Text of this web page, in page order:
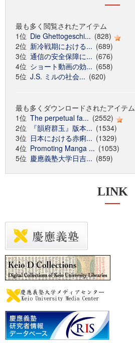
最も多く閲覧されたアイテム
1位 Die Ghettogeschi... (828)
2位 新冷戦期における... (689)
3位 通信の安全保障に... (676)
4位 ショート動画の効... (658)
5位 J.S. ミルの社会... (620)
最も多くダウンロードされたアイテム
1位 The perpetual fa... (2552)
2位
『韻府群玉』版本... (1534)
3位 日本における赤痢... (1329)
4位 Promoting Manga ... (1053)
5位 慶應義塾大学日吉... (859)
LINK